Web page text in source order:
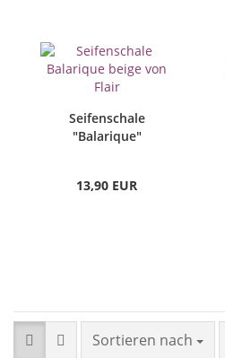
Seifenschale
"Balarique"
13,90 EUR
Sortieren nach